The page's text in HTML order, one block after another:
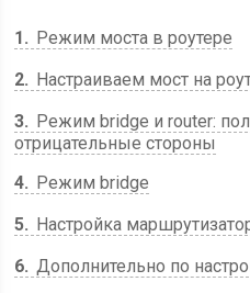
1
Режим моста в роутере
2
Настраиваем мост на
3
Режим bridge и router:
отрицательные стороны
4
Режим bridge
5
Настройка
6 Дополнительно по